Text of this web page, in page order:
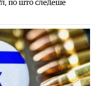
по што следеше